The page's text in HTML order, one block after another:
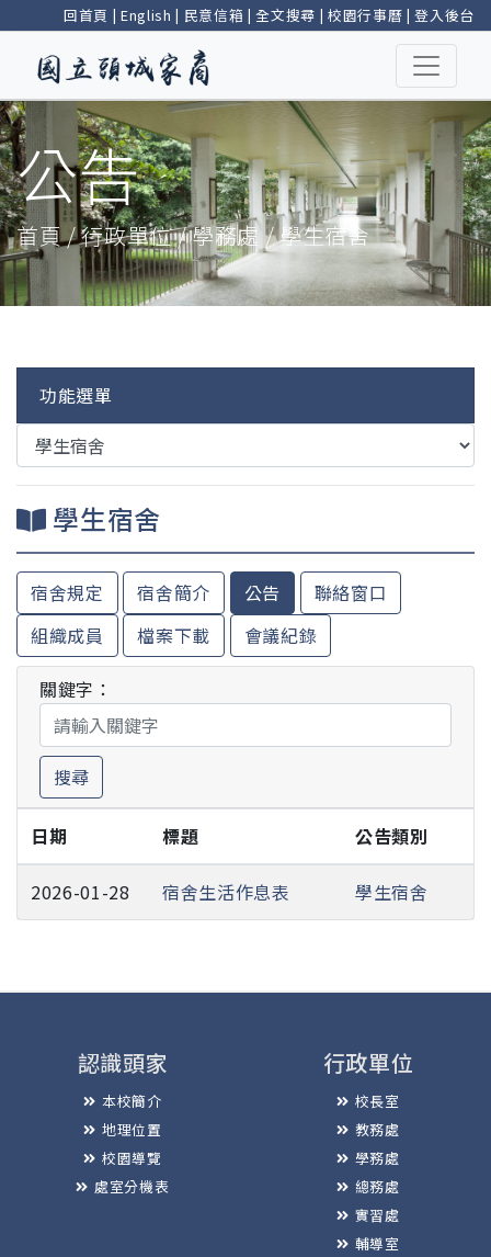
回首頁 | English | 民意信箱 |全文搜尋 | 校園行事曆 |登入後台
公告
首頁 / 行政單位 / 學務處 / 學生宿舍
功能選單
學生宿舍
宿舍規定 宿舍簡介 公告
聯絡窗口
組織成員
檔案下載 會議紀錄
關鍵字：
搜尋
日期 標題 公告類別
2026-01-28 宿舍生活作息表 學生宿舍
認識頭家
本校簡介
地理位置
校園導覽
處室分機表
行政單位
校長室
教務處
學務處
總務處
實習處
輔導室